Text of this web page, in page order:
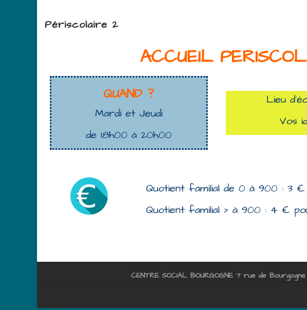
Périscolaire 2
ACCUEIL
QUAND ?
Mardi et Jeudi
de 18h00 à 20h00
Lieu
Vos
Quotient familial de 0 à 900 : 3 €
Quotient familial > à 900 : 4 €
CENTRE SOCIAL BOURGOGNE7 rue de Bourgogne